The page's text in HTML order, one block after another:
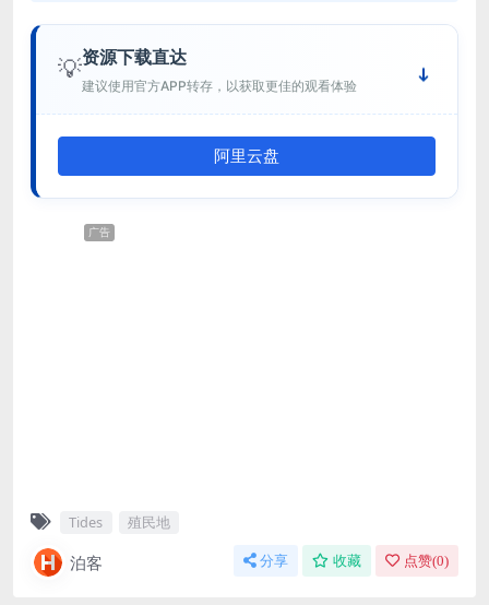
💡资源下载直达
建议使用官方APP转存，以获取更佳的观看体验
阿里云盘
广告
Tides 殖民地
泊客 分享 收藏 点赞(0)